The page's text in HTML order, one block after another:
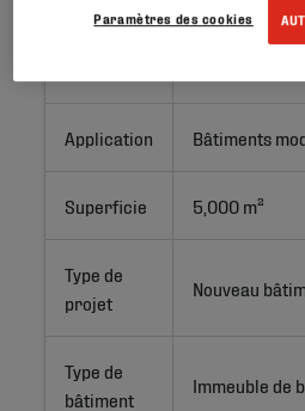
Application Bâtiments
Superficie 5,000 m²
Type de
projet
Nouveau
Type de
bâtiment
Immeuble de
Paramètres des cookies